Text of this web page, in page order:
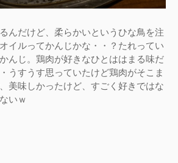
んだけど、柔らかいというひな鳥を注
イルってかんじかな・・？たれってい
んじ。鶏肉が好きなひとははまる味だ
うすうす思っていたけど鶏肉がそこま
美味しかったけど、すごく好きではな
いｗ